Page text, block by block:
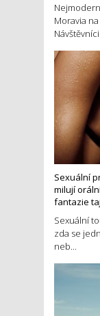
Moravia
Sexuální
milují
fantazie
Sexuální
zda se
neb...